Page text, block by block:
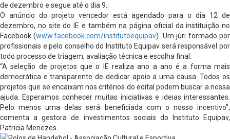
de dezembro e segue até o dia 9.
O anúncio do projeto vencedor está agendado para o dia 12 de
dezembro, no site do IE e também na página oficial da instituição no
Facebook (www.facebook.com/institutoequipav). Um júri formado por
profissionais e pelo conselho do Instituto Equipav será responsável por
todo processo de triagem, avaliação técnica e escolha final.
“A seleção de projetos que o IE realiza ano a ano é a forma mais
democrática e transparente de dedicar apoio a uma causa. Todos os
projetos que se encaixam nos critérios do edital podem buscar a nossa
ajuda. Esperamos conhecer muitas iniciativas e ideias interessantes.
Pelo menos uma delas será beneficiada com o nosso incentivo”,
comenta a gestora de investimentos sociais do Instituto Equipav,
Patricia Menezes.